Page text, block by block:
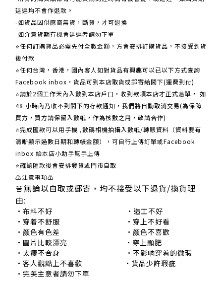
延遲均不會作退款。
-如貨品因供應商無貨，斷貨，才可退換
-如介意貨期有機會延遲者請勿下單
⭐任何訂購貨品必需先付全數金額，方會安排訂購貨品，不接受到貨
後付款
⭐任何台灣，香港，國內客人如對貨品有興趣可以已以下方式查詢
Facebook inbox，貨品可到本店取貨或郵寄給閣下(運費到付)
​​⭐請於2個工作天內入數到本店戶口，收到款項本店才正式落單， 如
48 小時內乃收不到閣下的存款通知，我們將自動取消交易(為保障
買方，買方請保留入數紙，作為核數之用，敬請合作)
⭐完成匯款可以用手機 ,數碼相機拍攝入數紙/轉賬資料（資料要有
清晰顯示過數日期和轉帳金額），可自行上傳訂單或Facebook
inbox 給本店小助手幫手上傳
⭐確認匯款後會安排發貨或門市自取
⚠注意事項⚠
🚨無論以自取或郵寄，均不接受以下退貨/換貨理
由:
•布料不好 •造工不好
•穿着不舒服 •穿上不好看
•颜色有色差 •颜色不喜歡
•圖片比較漂亮 •穿上顯肥
•太瘦不合身 •不影响穿着的微瑕
•客人觀點上不喜歡 •貨品少許瑕疵
•完美主意者請勿下單